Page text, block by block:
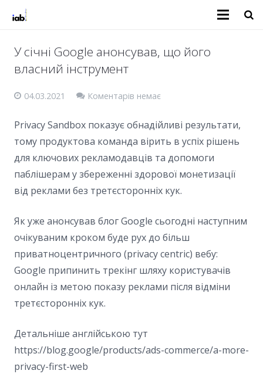
У січні Google анонсував, що його
власний інструмент
04.03.2021 Коментарів немає
Privacy Sandbox показує обнадійливі результати,
тому продуктова команда вірить в успіх рішень
для ключових рекламодавців та допомоги
паблішерам у збереженні здорової монетизації
від реклами без третєсторонніх кук.
Як уже анонсував блог Google сьогодні наступним
очікуваним кроком буде рух до більш
приватноцентричного (privacy centric) вебу:
Google припинить трекінг шляху користувачів
онлайн із метою показу реклами після відміни
третєсторонніх кук.
Детальніше англійською тут
https://blog.google/products/ads-commerce/a-more-
privacy-first-web